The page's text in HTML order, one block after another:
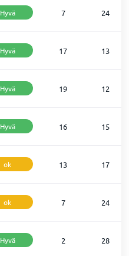
Hyvä 7 24
Hyvä 17 13
Hyvä 19 12
Hyvä 16 15
ok 13 17
ok 7 24
Hyvä 2 28